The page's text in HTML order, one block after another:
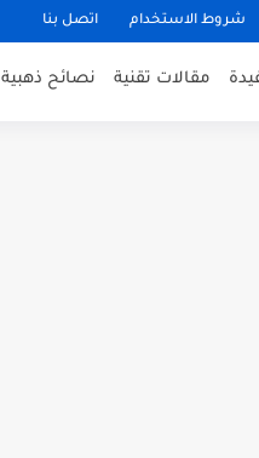
شروط الاستخدام اتصل بنا
مقالات تقنية نصائح ذهبية